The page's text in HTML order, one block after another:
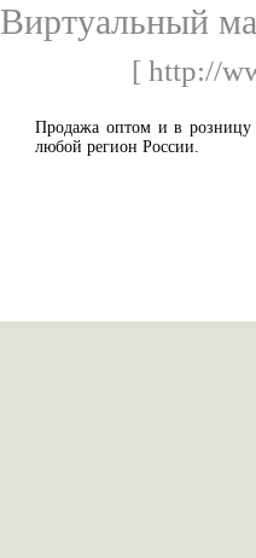
Виртуальный
[ http://
Продажа оптом и в розницу
любой регион России.